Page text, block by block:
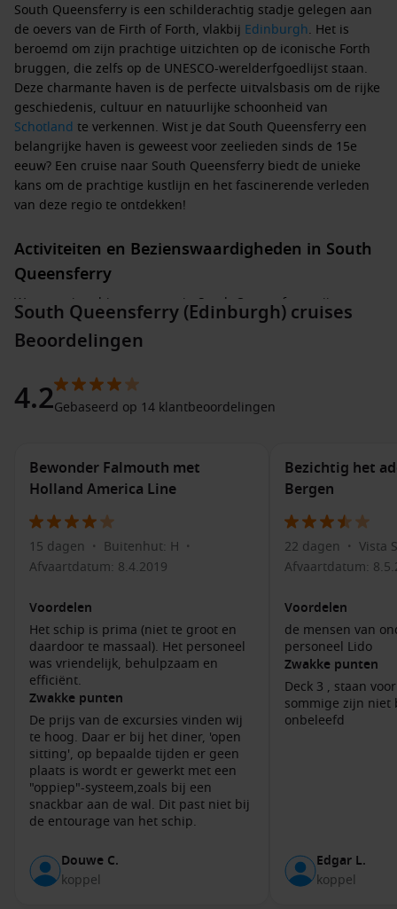
South Queensferry is een schilderachtig stadje gelegen aan
de oevers van de Firth of Forth, vlakbij Edinburgh. Het is
beroemd om zijn prachtige uitzichten op de iconische Forth
bruggen, die zelfs op de UNESCO-werelderfgoedlijst staan.
Deze charmante haven is de perfecte uitvalsbasis om de rijke
geschiedenis, cultuur en natuurlijke schoonheid van
Schotland te verkennen. Wist je dat South Queensferry een
belangrijke haven is geweest voor zeelieden sinds de 15e
eeuw? Een cruise naar South Queensferry biedt de unieke
kans om de prachtige kustlijn en het fascinerende verleden
van deze regio te ontdekken!
Activiteiten en Bezienswaardigheden in South
Queensferry
Wanneer je schip aanmeert in South Queensferry, zijn er
verschillende activiteiten en bezienswaardigheden die je
kunt verkennen:
Bezoek de Forth bruggen:
waaronder de beroemde Victoriaanse Forth Bridge, zijn
Ontdek het historische stadje:
Dwaal door de charmante
straatjes van South Queensferry en ontdek de lokale
gerechten.
Voel de natuur:Maak een wandeling langs de kustlijn voor
prachtig uitzicht op de Firth of Forth en misschien zie je
en verken de schilderachtige wateren, met kans op het
spotten van zeeleven zoals zeehonden en walvissen.
Bezoek het vroeger kasteel van Duntarvie:Ontdek de
ruïnes van dit kasteel dat teruggaat tot de 16e eeuw en
leer meer over de rijke geschiedenis van de regio.
Buienhavens voor en na South Queensferry
Tijdens je cruise naar South Queensferry kunnen ook deze
havens worden bezocht:
Greenock (Glasgow)
Deze havenstad biedt
een rijke industriële geschiedenis. Bezoek het McLean
South Queensferry (Edinburgh) cruises
Beoordelingen
4.2Gebaseerd op 14 klantbeoordelingen
Bewonder Falmouth met
Holland America Line
15 dagen • Buitenhut: H •
Afvaartdatum: 8.4.2019
Voordelen
Het schip is prima (niet te groot en
daardoor te massaal). Het personeel
was vriendelijk, behulpzaam en
efficiënt.
Zwakke punten
De prijs van de excursies vinden wij
te hoog. Daar er bij het diner, 'open
sitting', op bepaalde tijden er geen
plaats is wordt er gewerkt met een
"oppiep"-systeem,zoals bij een
snackbar aan de wal. Dit past niet bij
de entourage van het schip.
Douwe C.
koppel
Bezichtig het
Bergen
22 dagen • Vista
Afvaartdatum:
Voordelen
de mensen van
personeel Lido
Zwakke punten
Deck 3 , staan
sommige zijn niet
onbeleefd
Edgar L.
koppel